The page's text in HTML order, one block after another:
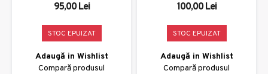
95,00 Lei
STOC EPUIZAT
Adaugă in Wishlist
Compară produsul
100,00 Lei
STOC EPUIZAT
Adaugă in Wishlist
Compară produsul